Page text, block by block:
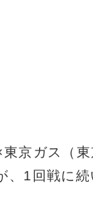
京ガス（東
1回戦に